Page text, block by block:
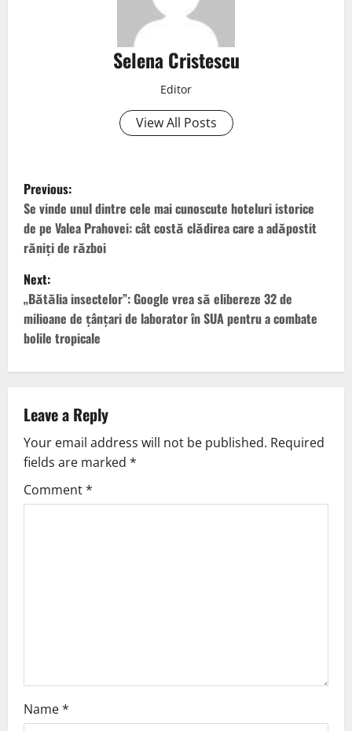
Selena Cristescu
Editor
View All Posts
Previous:
Se vinde unul dintre cele mai cunoscute hoteluri istorice
de pe Valea Prahovei: cât costă clădirea care a adăpostit
răniți de război
Next:
„Bătălia insectelor”: Google vrea să elibereze 32 de
milioane de țânțari de laborator în SUA pentru a combate
bolile tropicale
Leave a Reply
Your email address will not be published. Required
fields are marked *
Comment*
Name*